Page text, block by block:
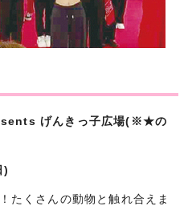
げんきっ子広場(※★の
)
たくさんの動物と触れ合えま